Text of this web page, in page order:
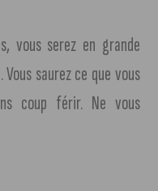
vous serez en grande
saurez ce que vous
coup férir. Ne vous